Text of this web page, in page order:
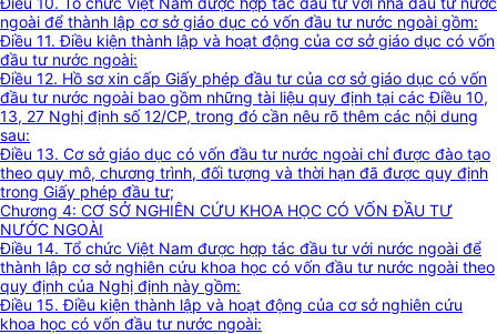
ngoài để thành lập cơ sở giáo dục có vốn đầu tư nước ngoài gồm:
Điều 11. Điều kiện thành lập và hoạt động của cơ sở giáo dục có vốn
đầu tư nước ngoài:
Điều 12. Hồ sơ xin cấp Giấy phép đầu tư của cơ sở giáo dục có vốn
đầu tư nước ngoài bao gồm những tài liệu quy định tại các Điều 10,
13, 27 Nghị định số 12/CP, trong đó cần nêu rõ thêm các nội dung
sau:
Điều 13. Cơ sở giáo dục có vốn đầu tư nước ngoài chỉ được đào tạo
theo quy mô, chương trình, đối tượng và thời hạn đã được quy định
trong Giấy phép đầu tư;
Chương 4: CƠ SỞ NGHIÊN CỨU KHOA HỌC CÓ VỐN ĐẦU TƯ
NƯỚC NGOÀI
Điều 14. Tổ chức Việt Nam được hợp tác đầu tư với nước ngoài để
thành lập cơ sở nghiên cứu khoa học có vốn đầu tư nước ngoài theo
quy định của Nghị định này gồm:
Điều 15. Điều kiện thành lập và hoạt động của cơ sở nghiên cứu
khoa học có vốn đầu tư nước ngoài: